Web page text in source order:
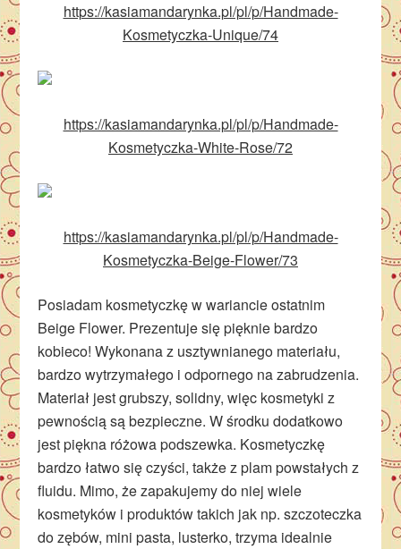
https://kasiamandarynka.pl/pl/p/Handmade-
Kosmetyczka-Unique/74
https://kasiamandarynka.pl/pl/p/Handmade-
Kosmetyczka-White-Rose/72
https://kasiamandarynka.pl/pl/p/Handmade-
Kosmetyczka-Beige-Flower/73
Posiadam kosmetyczkę w wariancie ostatnim
Beige Flower. Prezentuje się pięknie bardzo
kobieco! Wykonana z usztywnianego materiału,
bardzo wytrzymałego i odpornego na zabrudzenia.
Materiał jest grubszy, solidny, więc kosmetyki z
pewnością są bezpieczne. W środku dodatkowo
jest piękna różowa podszewka. Kosmetyczkę
bardzo łatwo się czyści, także z plam powstałych z
fluidu. Mimo, że zapakujemy do niej wiele
kosmetyków i produktów takich jak np. szczoteczka
do zębów, mini pasta, lusterko, trzyma idealnie